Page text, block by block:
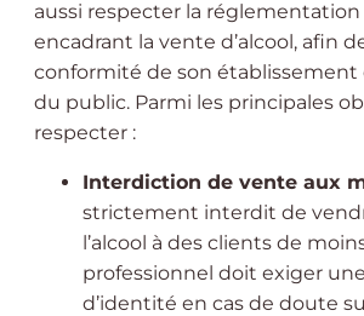
aussi respecter la
encadrant la vente d’alcool, afin
conformité de son établissement
du public. Parmi les principales
respecter :
Interdiction de vente aux
strictement interdit de
l’alcool à des clients de
professionnel doit exiger
d’identité en cas de doute